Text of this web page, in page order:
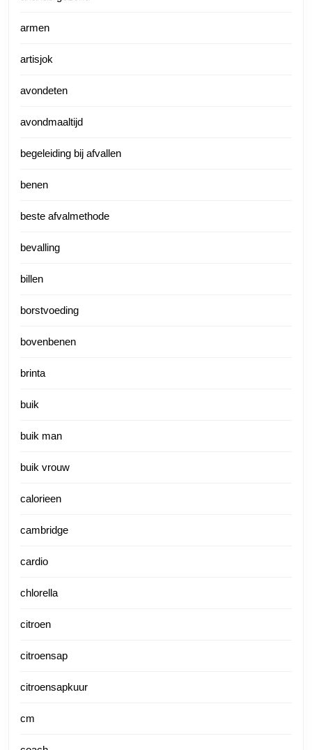
armen
artisjok
avondeten
avondmaaltijd
begeleiding bij afvallen
benen
beste afvalmethode
bevalling
billen
borstvoeding
bovenbenen
brinta
buik
buik man
buik vrouw
calorieen
cambridge
cardio
chlorella
citroen
citroensap
citroensapkuur
cm